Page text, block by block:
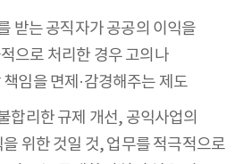
받는 공직자가 공공의 이익을
으로 처리한 경우 고의나
임을 면제·감경해주는 제도
합리한 규제 개선, 공익사업의
위한 것일 것, 업무를 적극적으로